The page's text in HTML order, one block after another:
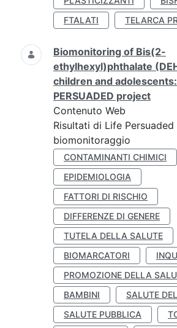
FTALATI
TELARCA
Biomonitoring of Bis(2-
ethylhexyl)phthalate
children and
PERSUADED project
Contenuto Web
Risultati di Life
biomonitoraggio
CONTAMINANTI CHIMICI
EPIDEMIOLOGIA
FATTORI DI RISCHIO
DIFFERENZE DI GENERE
TUTELA DELLA SALUTE
BIOMARCATORI
PROMOZIONE DELLA
BAMBINI
SALUTE
SALUTE PUBBLICA